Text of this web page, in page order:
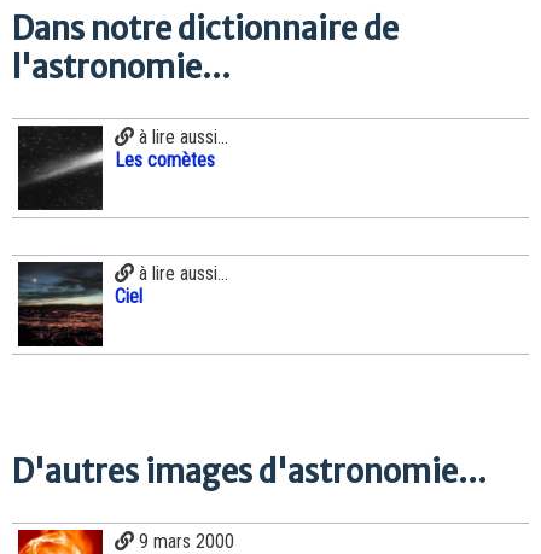
Dans notre dictionnaire de
l'astronomie...
à lire aussi...
Les comètes
à lire aussi...
Ciel
D'autres images d'astronomie...
9 mars 2000